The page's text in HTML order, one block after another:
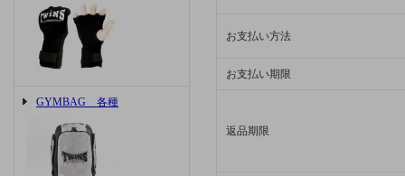
GYMBAG 各種
お支払い方法
お支払い期限
返品期限